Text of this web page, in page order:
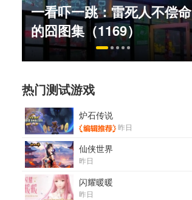
盘点8月扎堆上线的影游：
玩家想扔核弹，结果只能谈
恋爱？
热门测试游戏
炉石传说
昨日
仙侠世界
昨日
闪耀暖暖
昨日